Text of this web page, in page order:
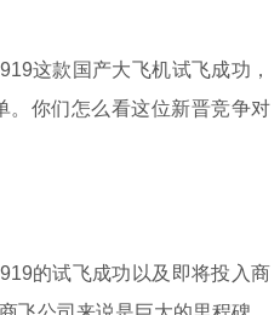
这款国产大飞机试飞成功，
。你们怎么看这位新晋竞争对
的试飞成功以及即将投入商